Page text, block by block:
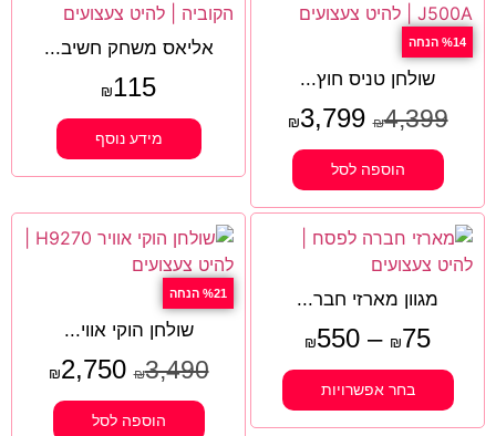
%14 הנחה
שולחן טניס חוץ...
₪4,399
₪3,799
הוספה לסל
אליאס משחק חשיב...
₪115
מידע נוסף
מגוון מארזי חבר...
₪75
–
₪550
בחר אפשרויות
%21 הנחה
שולחן הוקי אווי...
₪3,490
₪2,750
הוספה לסל